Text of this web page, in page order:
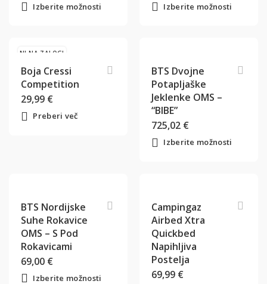
Izberite možnosti Izberite možnosti
NI NA ZALOGI
Boja Cressi
Competition
29,99 €
Preberi več
BTS Dvojne
Potapljaške
Jeklenke OMS –
“BIBE”
725,02 €
Izberite možnosti
BTS Nordijske
Suhe Rokavice
OMS – S Pod
Rokavicami
69,00 €
Izberite možnosti
Campingaz
Airbed Xtra
Quickbed
Napihljiva
Postelja
69,99 €